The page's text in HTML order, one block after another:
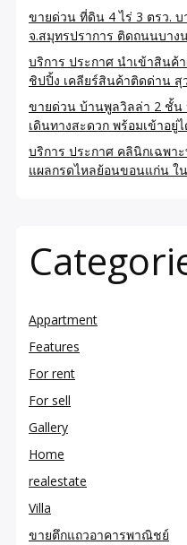
ขายด่วน ที่ดิน 4 ไร่ 3 ตรว. บ
จ.สมุทรปราการ ติดถนนบาง
บริการ ประกาศ นำเข้าสินค้
ชิปปิ้ง เคลียร์สินค้าติดด่าน
ขายด่วน บ้านพูลวิลล่า 2 ชั้น
เดินทางสะดวก พร้อมเข้าอยู่
บริการ ประกาศ คลินิกเฉพา
แผลกรดไหลย้อนขอนแก่น ใ
Appartment
Features
For rent
For sell
Gallery
Home
realestate
Villa
ขายตึกแถวอาคารพาณิชย์